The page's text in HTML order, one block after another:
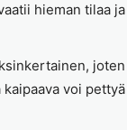
hieman tilaa
joten
voi pettyä